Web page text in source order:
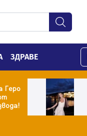
ЗДРАВЕ
Геро